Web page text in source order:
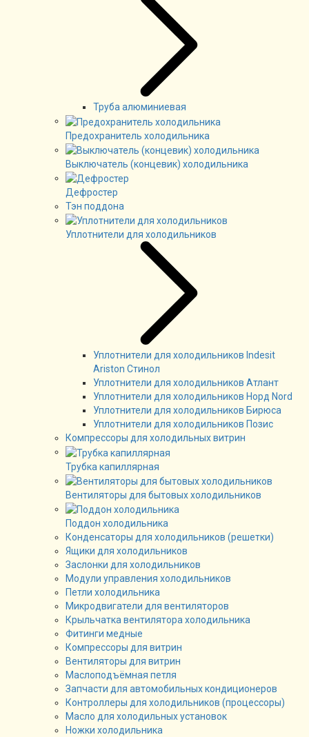
Труба алюминиевая
Предохранитель холодильника
Выключатель (концевик) холодильника
Дефростер
Тэн поддона
Уплотнители для холодильников
Уплотнители для холодильников Indesit
Ariston Стинол
Уплотнители для холодильников Атлант
Уплотнители для холодильников Норд Nord
Уплотнители для холодильников Бирюса
Уплотнители для холодильников Позис
Компрессоры для холодильных витрин
Трубка капиллярная
Вентиляторы для бытовых холодильников
Поддон холодильника
Конденсаторы для холодильников (решетки)
Ящики для холодильников
Заслонки для холодильников
Модули управления холодильников
Петли холодильника
Микродвигатели для вентиляторов
Крыльчатка вентилятора холодильника
Фитинги медные
Компрессоры для витрин
Вентиляторы для витрин
Маслоподъёмная петля
Запчасти для автомобильных кондиционеров
Контроллеры для холодильников (процессоры)
Масло для холодильных установок
Ножки холодильника